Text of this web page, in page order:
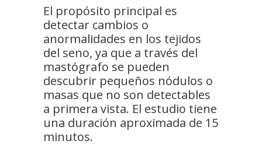
El propósito principal es
detectar cambios o
anormalidades en los tejidos
del seno, ya que a través del
mastógrafo se pueden
descubrir pequeños nódulos o
masas que no son detectables
a primera vista. El estudio tiene
una duración aproximada de 15
minutos.